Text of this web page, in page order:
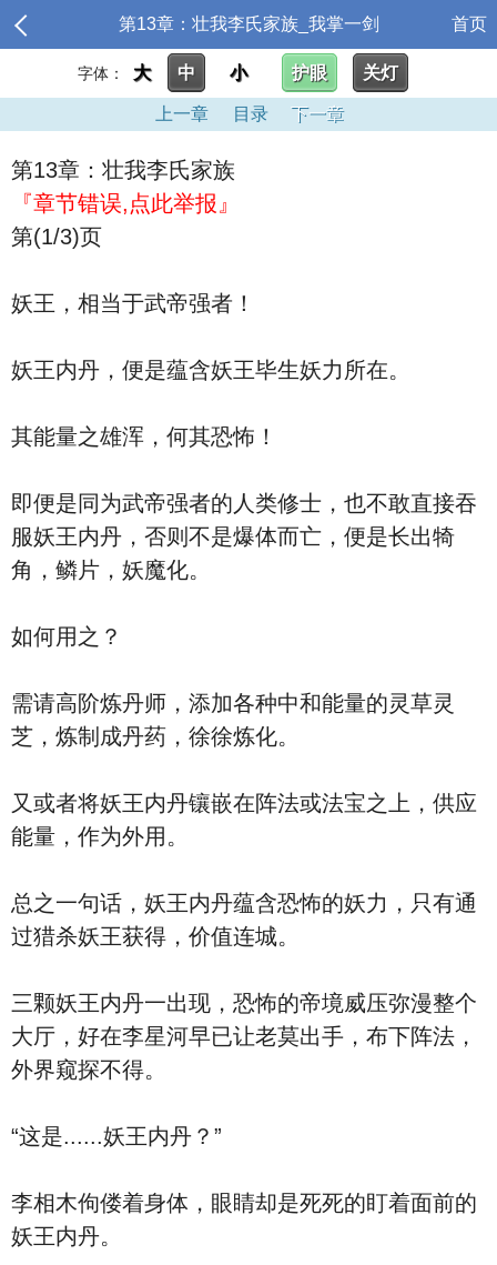
第13章：壮我李氏家族_我掌一剑 首页
字体： 大 中 小 护眼 关灯
上一章 目录 下一章
第13章：壮我李氏家族
『章节错误,点此举报』
第(1/3)页
妖王，相当于武帝强者！
妖王内丹，便是蕴含妖王毕生妖力所在。
其能量之雄浑，何其恐怖！
即便是同为武帝强者的人类修士，也不敢直接吞
服妖王内丹，否则不是爆体而亡，便是长出犄
角，鳞片，妖魔化。
如何用之？
需请高阶炼丹师，添加各种中和能量的灵草灵
芝，炼制成丹药，徐徐炼化。
又或者将妖王内丹镶嵌在阵法或法宝之上，供应
能量，作为外用。
总之一句话，妖王内丹蕴含恐怖的妖力，只有通
过猎杀妖王获得，价值连城。
三颗妖王内丹一出现，恐怖的帝境威压弥漫整个
大厅，好在李星河早已让老莫出手，布下阵法，
外界窥探不得。
“这是......妖王内丹？”
李相木佝偻着身体，眼睛却是死死的盯着面前的
妖王内丹。